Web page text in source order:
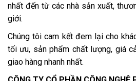
nhất đến từ các nhà sản xuất,
giới.
Chúng tôi cam kết đem lại cho
tối ưu, sản phẩm chất lượng, giá
giao hàng nhanh nhất.